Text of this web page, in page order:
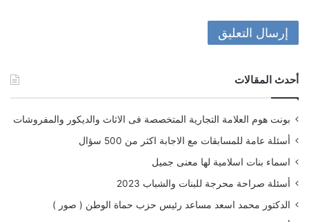
أحدث المقالات
بونت هوم العلامة التجارية المتخصصة فى الاثاث والديكور والمفروشات
أسئلة عامة للمسابقات مع الاجابة اكثر من 500 سؤال
اسماء بنات اسلامية لها معنى جميل
أسئلة صراحة محرجة للبنات والشباب 2023
الدكتور محمد اسعد مساعد رئيس حزب حماة الوطن ( صور )